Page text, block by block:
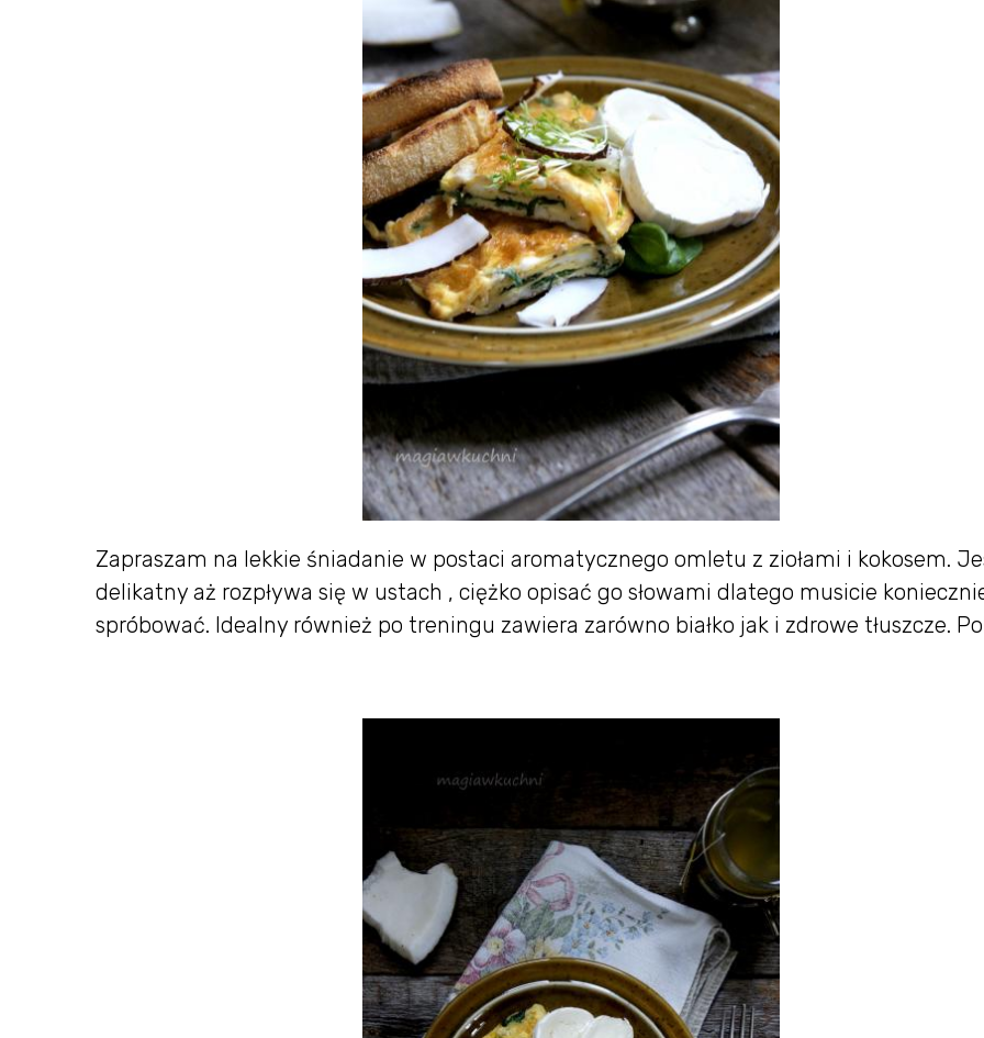
Zapraszam na lekkie śniadanie w postaci aromatycznego omletu z ziołami i kokosem.
delikatny aż rozpływa się w ustach , ciężko opisać go słowami dlatego musicie
spróbować. Idealny również po treningu zawiera zarówno białko jak i zdrowe tłuszcze.